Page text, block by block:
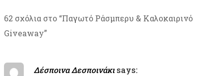
62 σχόλια στο “Παγωτό Ράσμπερυ & Καλοκαιρινό
Giveaway”
Δέσποινα Δεσποινάκι says: